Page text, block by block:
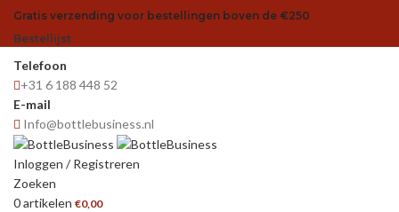
Gratis verzending voor bestellingen boven de €250
Bestellijst
Telefoon
+31 6 188 448 52
E-mail
Info@bottlebusiness.nl
Inloggen / Registreren
Zoeken
0artikelen €0,00